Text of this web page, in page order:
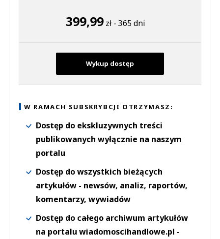
399,99zł - 365 dni
Wykup dostęp
W RAMACH SUBSKRYBCJI OTRZYMASZ:
Dostęp do ekskluzywnych treści
publikowanych wyłącznie na naszym
portalu
Dostęp do wszystkich bieżących
artykułów - newsów, analiz, raportów,
komentarzy, wywiadów
Dostęp do całego archiwum artykułów
na portalu wiadomoscihandlowe.pl -